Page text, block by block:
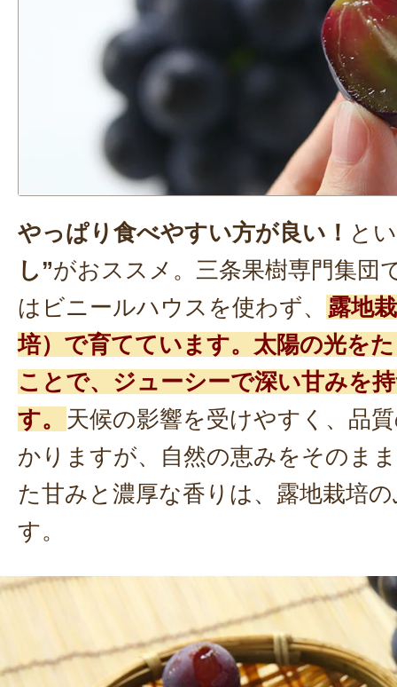
やっぱり食べやすい方が良い！ と
し”がおススメ。三条果樹専門集団
はビニールハウスを使わず、
露地
培）で育てています。太陽の光を
ことで、ジューシーで深い甘みを
す。
天候の影響を受けやすく、品
かりますが、自然の恵みをそのま
た甘みと濃厚な香りは、露地栽培
す。